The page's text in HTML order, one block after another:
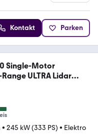
Kontakt Parken
Single-Motor
ULTRA Lidar
• 245 kW (333 PS) • Elektro